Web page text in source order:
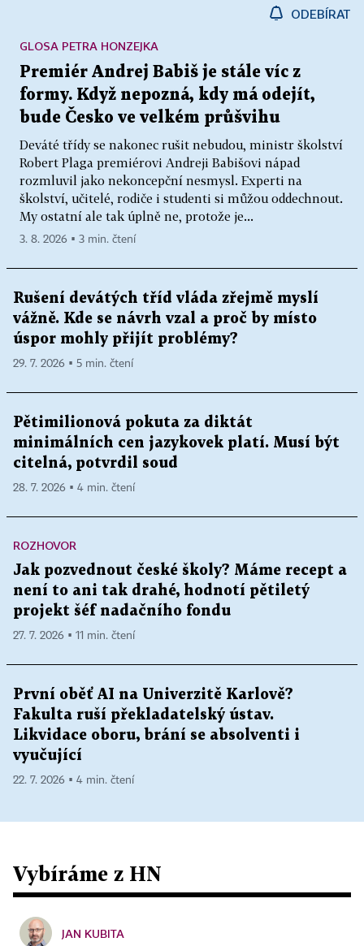
ODEBÍRAT
Premiér Andrej Babiš je stále víc z
formy. Když nepozná, kdy má odejít,
bude Česko ve velkém průšvihu
Deváté třídy se nakonec rušit nebudou, ministr školství
Robert Plaga premiérovi Andreji Babišovi nápad
rozmluvil jako nekoncepční nesmysl. Experti na
školství, učitelé, rodiče i studenti si můžou oddechnout.
My ostatní ale tak úplně ne, protože je...
GLOSA PETRA HONZEJKA
3. 8. 2026 ▪ 3 min. čtení
Rušení devátých tříd vláda zřejmě myslí
vážně. Kde se návrh vzal a proč by místo
úspor mohly přijít problémy?
29. 7. 2026 ▪ 5 min. čtení
Pětimilionová pokuta za diktát
minimálních cen jazykovek platí. Musí být
citelná, potvrdil soud
28. 7. 2026 ▪ 4 min. čtení
ROZHOVOR
Jak pozvednout české školy? Máme recept a
není to ani tak drahé, hodnotí pětiletý
projekt šéf nadačního fondu
27. 7. 2026 ▪ 11 min. čtení
První oběť AI na Univerzitě Karlově?
Fakulta ruší překladatelský ústav.
Likvidace oboru, brání se absolventi i
vyučující
22. 7. 2026 ▪ 4 min. čtení
Vybíráme z HN
JAN KUBITA